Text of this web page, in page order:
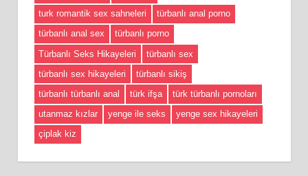
turk romantik sex sahneleri
türbanlı anal porno
türbanlı anal sex
türbanlı porno
Türbanlı Seks Hikayeleri
türbanlı sex
türbanlı sex hikayeleri
türbanlı sikiş
türbanlı türbanlı anal
türk ifşa
türk türbanlı pornoları
utanmaz kızlar
yenge ile seks
yenge sex hikayeleri
çiplak kiz